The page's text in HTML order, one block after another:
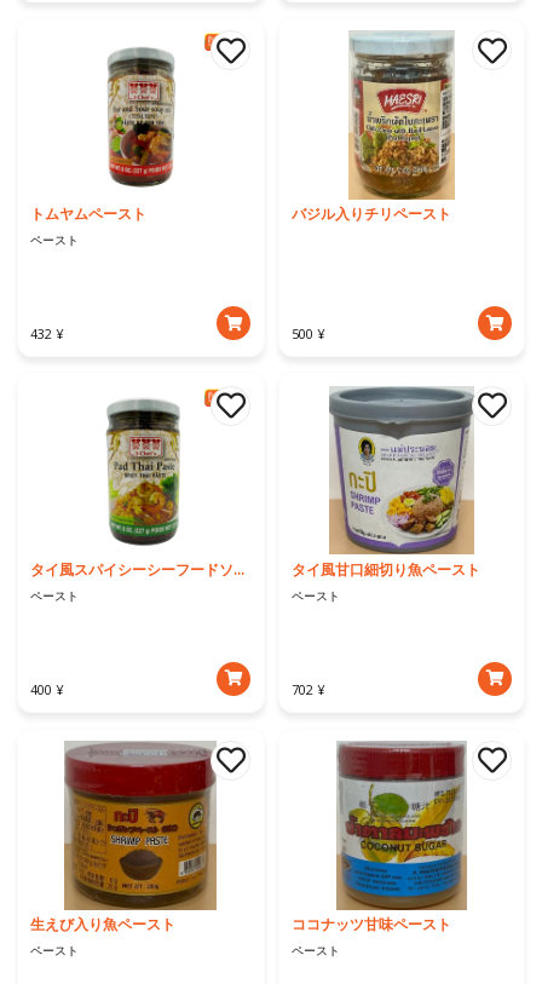
トムヤムペースト
ペースト
432 ¥
バジル入りチリペースト
500 ¥
タイ風スパイシーシーフードソース
ペースト
400 ¥
タイ風甘口細切り魚ペースト
ペースト
702 ¥
生えび入り魚ペースト
ペースト
ココナッツ甘味ペースト
ペースト